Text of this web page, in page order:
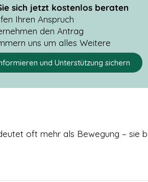
sich jetzt kostenlos beraten
Ihren Anspruch
den Antrag
uns um alles Weitere
und Unterstützung sichern
oft mehr als Bewegung – sie